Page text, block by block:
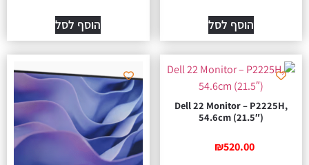
הוסף לסל הוסף לסל
Dell 22 Monitor – P2225H,
54.6cm (21.5″)
₪520.00